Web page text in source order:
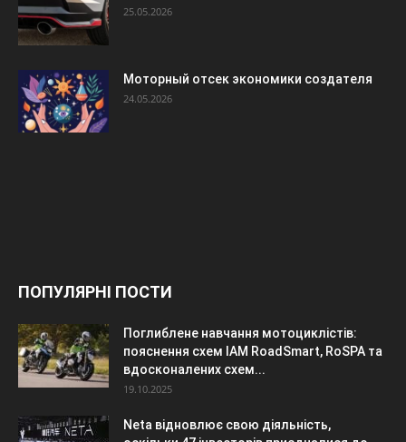
25.05.2026
Моторный отсек экономики создателя
24.05.2026
ПОПУЛЯРНІ ПОСТИ
Поглиблене навчання мотоциклістів:
пояснення схем IAM RoadSmart, RoSPA та
вдосконалених схем...
19.10.2025
Neta відновлює свою діяльність,